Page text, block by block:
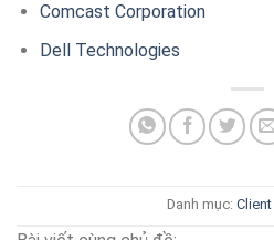
Comcast Corporation
Dell Technologies
Danh mục: Client